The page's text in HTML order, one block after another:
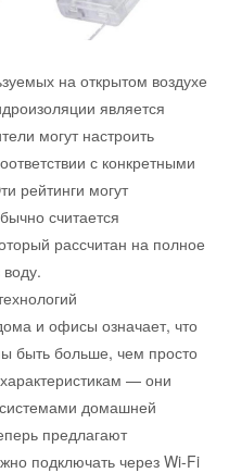
на открытом воздухе
является
могут настроить
с конкретными
рейтинги могут
считается
рассчитан на полное
и офисы означает, что
быть больше, чем просто
— они
домашней
предлагают
подключать через Wi-Fi